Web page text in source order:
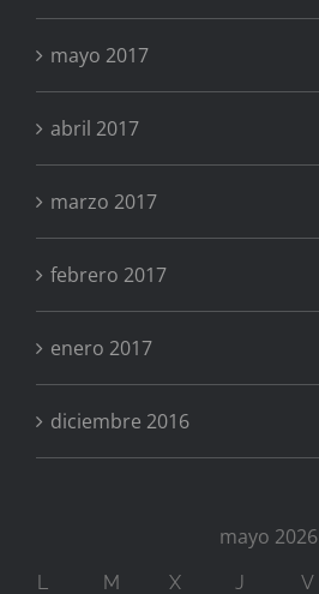
mayo 2017
abril 2017
marzo 2017
febrero 2017
enero 2017
diciembre 2016
mayo 2026
L M X J V